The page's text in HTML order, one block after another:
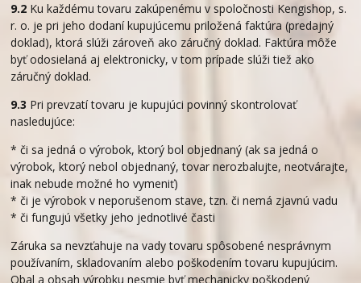
9.2 Ku každému tovaru zakúpenému v spoločnosti Kengishop, s.
r. o. je pri jeho dodaní kupujúcemu priložená faktúra (predajný
doklad), ktorá slúži zároveň ako záručný doklad. Faktúra môže
byť odosielaná aj elektronicky, v tom prípade slúži tiež ako
záručný doklad.
9.3 Pri prevzatí tovaru je kupujúci povinný skontrolovať
nasledujúce:
* či sa jedná o výrobok, ktorý bol objednaný (ak sa jedná o
výrobok, ktorý nebol objednaný, tovar nerozbalujte, neotvárajte,
inak nebude možné ho vymeniť)
* či je výrobok v neporušenom stave, tzn. či nemá zjavnú vadu
* či fungujú všetky jeho jednotlivé časti
Záruka sa nevzťahuje na vady tovaru spôsobené nesprávnym
používaním, skladovaním alebo poškodením tovaru kupujúcim.
Obal a obsah výrobku nesmie byť mechanicky poškodený